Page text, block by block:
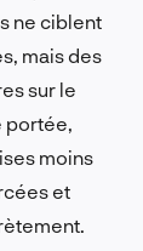
ne ciblent
mais des
sur le
portée,
moins
et